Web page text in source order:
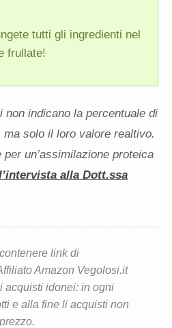
tutti gli ingredienti nel
frullate!
indicano la percentuale di
solo il loro valore realtivo.
un’assimilazione proteica
alla Dott.ssa
link di
Amazon Vegolosi.it
acquisti idonei: in ogni
e alla fine li acquisti non